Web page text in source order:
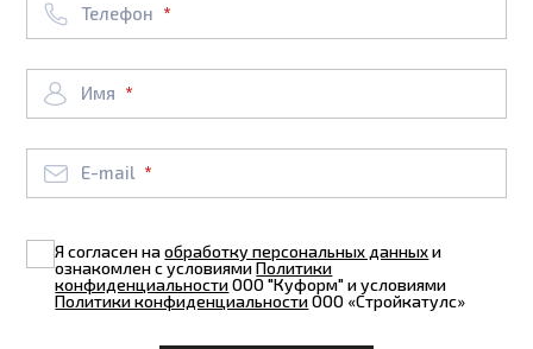
Телефон
Имя
E-mail
Я согласен наобработку персональных данныхи
ознакомлен с условиямиПолитики
конфиденциальностиООО "Куформ" и условиями
Политики конфиденциальностиООО «Стройкатулс»